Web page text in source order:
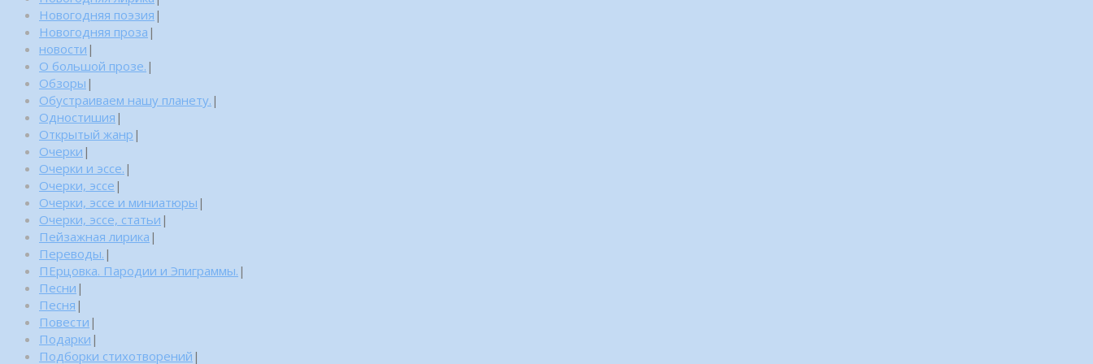
Новогодняя поэзия |
Новогодняя проза |
новости |
О большой прозе. |
Обзоры |
Обустраиваем нашу планету. |
Одностишия |
Открытый жанр |
Очерки |
Очерки и эссе. |
Очерки, эссе |
Очерки, эссе и миниатюры |
Очерки, эссе, статьи |
Пейзажная лирика |
Переводы. |
ПЕрцовка. Пародии и Эпиграммы. |
Песни |
Песня |
Повести |
Подарки |
Подборки стихотворений |